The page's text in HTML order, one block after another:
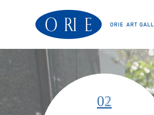
01
02